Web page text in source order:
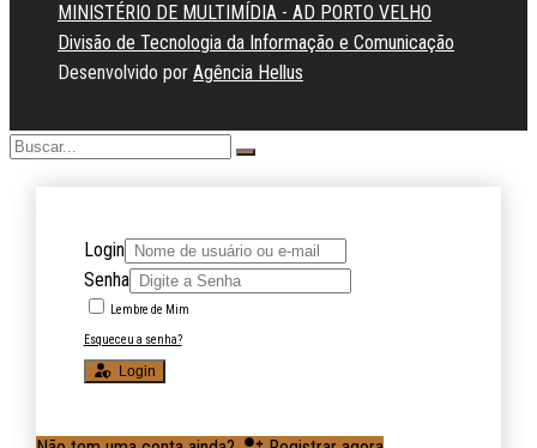
MINISTÉRIO DE MULTIMÍDIA - AD PORTO VELHO
Divisão de Tecnologia da Informação e Comunicação
Desenvolvido por Agência Hellus
Login
Senha
Lembre de Mim
Esqueceu a senha?
Login